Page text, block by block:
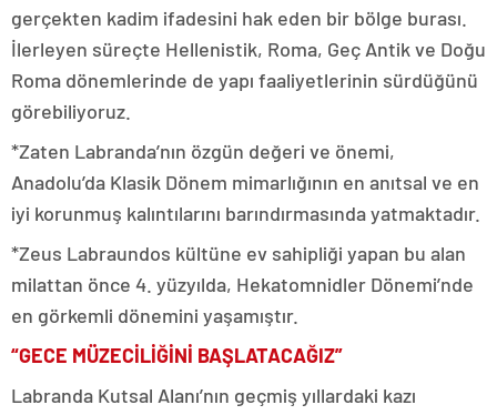
gerçekten kadim ifadesini hak eden bir bölge burası.
İlerleyen süreçte Hellenistik, Roma, Geç Antik ve Doğu
Roma dönemlerinde de yapı faaliyetlerinin sürdüğünü
görebiliyoruz.
*Zaten Labranda’nın özgün değeri ve önemi,
Anadolu’da Klasik Dönem mimarlığının en anıtsal ve en
iyi korunmuş kalıntılarını barındırmasında yatmaktadır.
*Zeus Labraundos kültüne ev sahipliği yapan bu alan
milattan önce 4. yüzyılda, Hekatomnidler Dönemi’nde
en görkemli dönemini yaşamıştır.
“GECE MÜZECİLİĞİNİ BAŞLATACAĞIZ”
Labranda Kutsal Alanı’nın geçmiş yıllardaki kazı